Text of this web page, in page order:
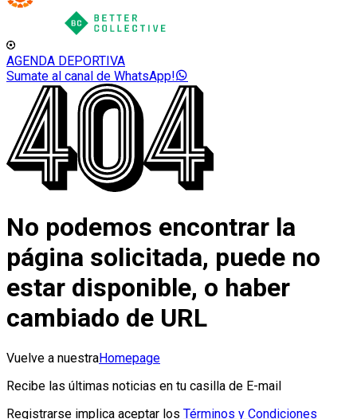
AGENDA DEPORTIVA
Sumate al canal de WhatsApp!
No podemos encontrar la
página solicitada, puede no
estar disponible, o haber
cambiado de URL
Vuelve a nuestraHomepage
Recibe las últimas noticias en tu casilla de E-mail
Registrarse implica aceptar los Términos y Condiciones